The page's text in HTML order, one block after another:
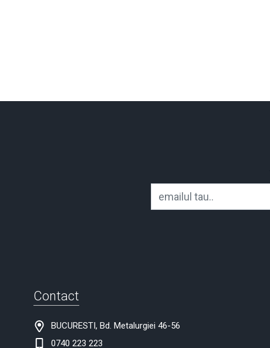
Contact
BUCURESTI, Bd. Metalurgiei 46-56
0740 223 223